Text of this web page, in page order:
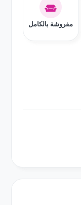
مفروشة بالكامل